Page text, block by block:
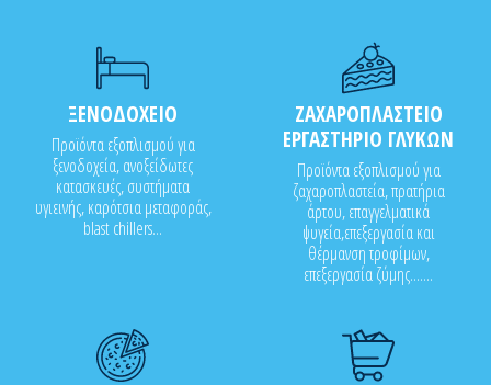
ΞΕΝΟΔΟΧΕΙΟ
Προϊόντα εξοπλισμού για
ξενοδοχεία, ανοξείδωτες
κατασκευές, συστήματα
υγιεινής, καρότσια μεταφοράς,
blast chillers...
ΖΑΧΑΡΟΠΛΑΣΤΕΙΟ
ΕΡΓΑΣΤΗΡΙΟ ΓΛΥΚΩΝ
Προϊόντα εξοπλισμού για
ζαχαροπλαστεία, πρατήρια
άρτου, επαγγελματικά
ψυγεία,επεξεργασία και
θέρμανση τροφίμων,
επεξεργασία ζύμης.......